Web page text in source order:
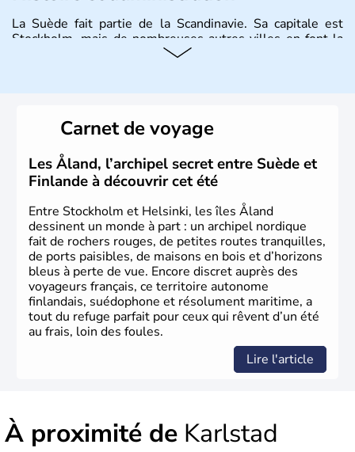
La Suède fait partie de la Scandinavie. Sa capitale est
Stockholm, mais de nombreuses autres villes en font la
renommée comme Malmö et Göteborg. Elle fait partie de
de cuivre et de bois.
Carnet de voyage
Les Åland, l’archipel secret entre Suède et
Finlande à découvrir cet été
Entre Stockholm et Helsinki, les îles Åland
dessinent un monde à part : un archipel nordique
fait de rochers rouges, de petites routes tranquilles,
de ports paisibles, de maisons en bois et d’horizons
bleus à perte de vue. Encore discret auprès des
voyageurs français, ce territoire autonome
finlandais, suédophone et résolument maritime, a
tout du refuge parfait pour ceux qui rêvent d’un été
au frais, loin des foules.
Lire l'article
À proximité de Karlstad